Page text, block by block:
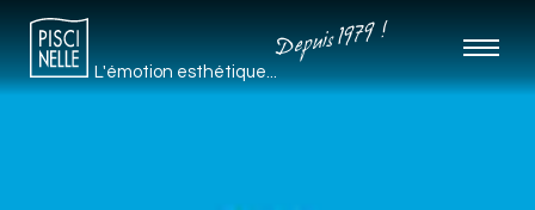
L'émotion esthétique...
Depuis 1979 !